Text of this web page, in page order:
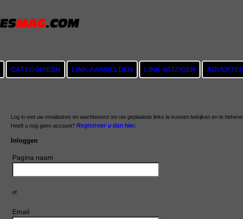
CATEGORIEËN LINK AANMELDEN LINK WIJZIGEN
Log in met uw emailadres en wachtwoord om uw geplaatste links te kunnen bekijken en te
Heeft u nog geen account? Registreer u dan hier.
Inloggen
Pagina naam
of
Email